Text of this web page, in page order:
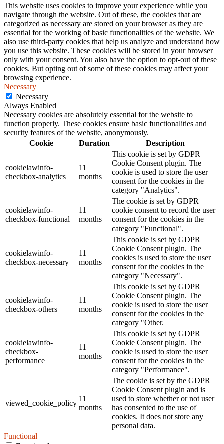
This website uses cookies to improve your experience while you
navigate through the website. Out of these, the cookies that are
categorized as necessary are stored on your browser as they are
essential for the working of basic functionalities of the website. We
also use third-party cookies that help us analyze and understand how
you use this website. These cookies will be stored in your browser
only with your consent. You also have the option to opt-out of these
cookies. But opting out of some of these cookies may affect your
browsing experience.
Necessary
Necessary
Always Enabled
Necessary cookies are absolutely essential for the website to
function properly. These cookies ensure basic functionalities and
security features of the website, anonymously.
Cookie
Duration Description
cookielawinfo-
checkbox-analytics
11
months
This cookie is set by GDPR
Cookie Consent plugin. The
cookie is used to store the user
consent for the cookies in the
category "Analytics".
cookielawinfo-
checkbox-functional
11
months
The cookie is set by GDPR
cookie consent to record the user
consent for the cookies in the
category "Functional".
cookielawinfo-
checkbox-necessary
11
months
This cookie is set by GDPR
Cookie Consent plugin. The
cookies is used to store the user
consent for the cookies in the
category "Necessary".
cookielawinfo-
checkbox-others
11
months
This cookie is set by GDPR
Cookie Consent plugin. The
cookie is used to store the user
consent for the cookies in the
category "Other.
cookielawinfo-
checkbox-
performance
11
months
This cookie is set by GDPR
Cookie Consent plugin. The
cookie is used to store the user
consent for the cookies in the
category "Performance".
viewed_cookie_policy
11
months
The cookie is set by the GDPR
Cookie Consent plugin and is
used to store whether or not user
has consented to the use of
cookies. It does not store any
personal data.
Functional